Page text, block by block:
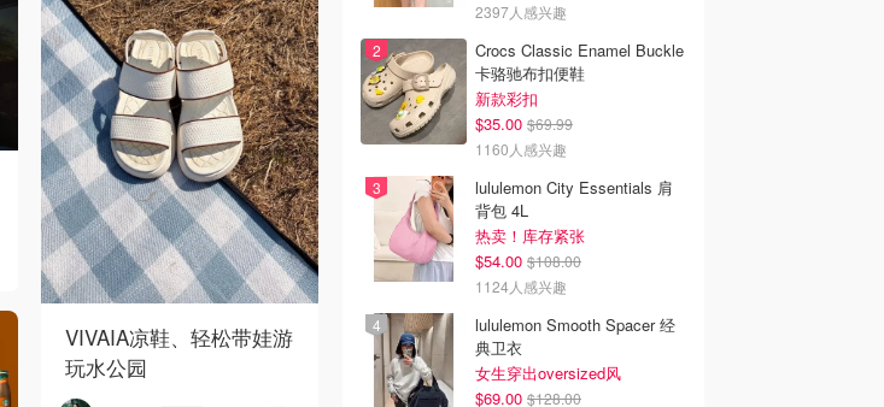
VIVAIA凉鞋、轻松带娃游
玩水公园
2397人感兴趣
Crocs Classic Enamel Buckle
卡骆驰布扣便鞋
新款彩扣
$35.00 $69.99
1160人感兴趣
lululemon City Essentials 肩
背包 4L
热卖！库存紧张
$54.00 $108.00
1124人感兴趣
lululemon Smooth Spacer 经
典卫衣
女生穿出oversized风
$69.00 $128.00